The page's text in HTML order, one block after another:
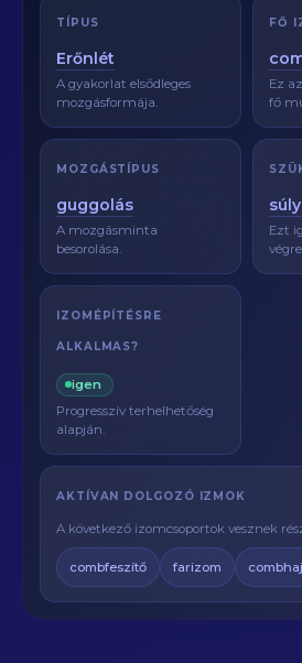
TÍPUS
Erőnlét
A gyakorlat elsődleges
mozgásformája.
FŐ
Ez
fő
MOZGÁSTÍPUS
guggolás
A mozgásminta
besorolása.
Ezt
IZOMÉPÍTÉSRE
ALKALMAS?
igen
Progresszív terhelhetőség
alapján.
AKTÍVAN DOLGOZÓ IZMOK
A következő izomcsoportok vesznek
combfeszítő farizom